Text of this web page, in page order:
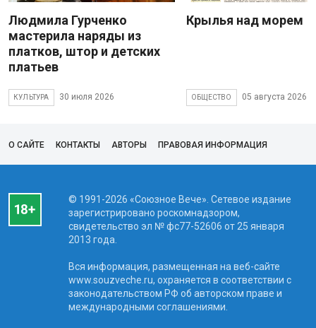
Людмила Гурченко
мастерила наряды из
платков, штор и детских
платьев
КУЛЬТУРА 30 июля 2026
Крылья над морем
ОБЩЕСТВО 05 августа 2026
О САЙТЕ КОНТАКТЫ АВТОРЫ ПРАВОВАЯ ИНФОРМАЦИЯ
© 1991-2026 «Союзное Вече». Сетевое издание
зарегистрировано роскомнадзором,
свидетельство эл № фc77-52606 от 25 января
2013 года.
Вся информация, размещенная на веб-сайте
www.souzveche.ru, охраняется в соответствии с
законодательством РФ об авторском праве и
международными соглашениями.